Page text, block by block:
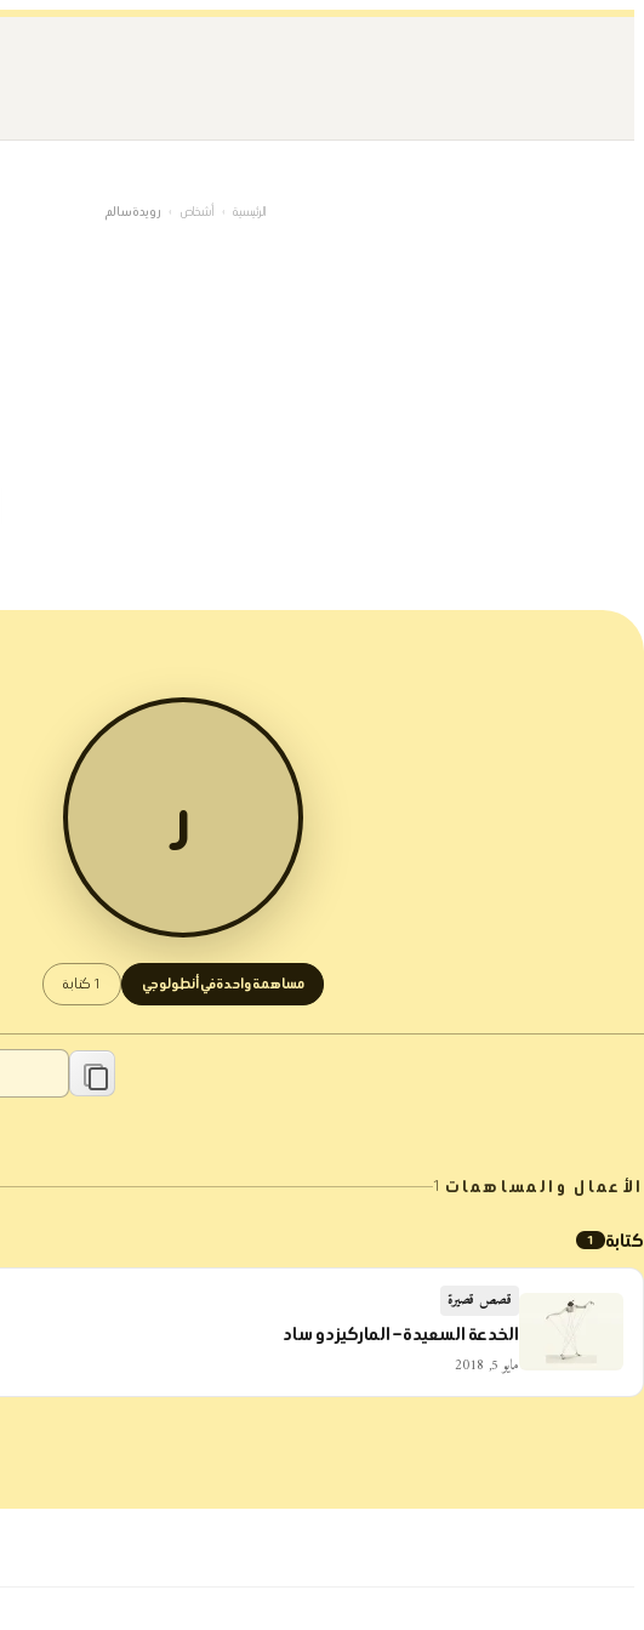
المحتوى
الرئيسية › أشخاص › رويدة سالم
ر
مساهمة واحدة في أنطولوجي 1 كتابة
الأعمال والمساهمات 1
كتابة 1
قصص قصيرة
الخدعة السعيدة – الماركيز دو ساد
مايو 5, 2018